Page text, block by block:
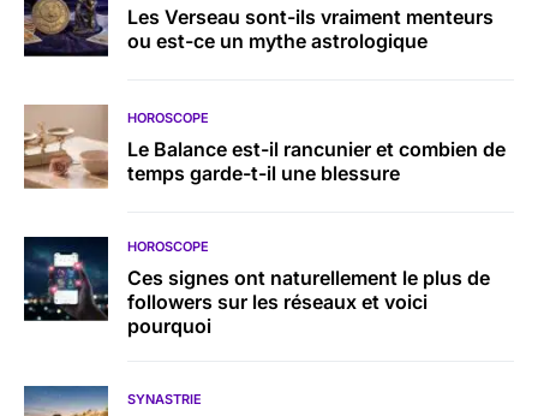
Les Verseau sont-ils vraiment menteurs
ou est-ce un mythe astrologique
HOROSCOPE
Le Balance est-il rancunier et combien de
temps garde-t-il une blessure
HOROSCOPE
Ces signes ont naturellement le plus de
followers sur les réseaux et voici
pourquoi
SYNASTRIE